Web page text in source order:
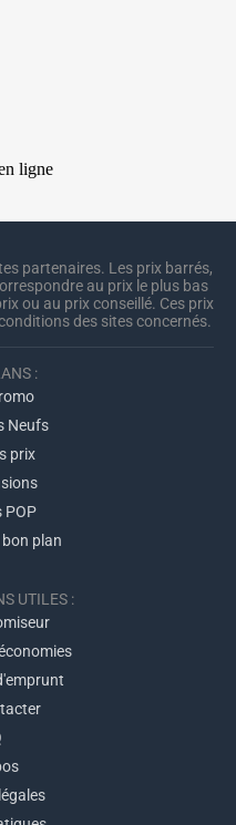
partenaires. Les prix barrés,
au prix le plus bas
ou au prix conseillé. Ces prix
des sites concernés.
:
Neufs
prix
POP
plan
UTILES :